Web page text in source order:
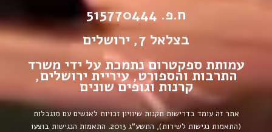
ח.פ. 515770444
בצלאל 7, ירושלים
עמותת ספקטרום נתמכת על ידי משרד
התרבות והספורט, עיריית ירושלים,
קרנות וגופים שונים
אתר זה עומד בדרישות תקנות שיוויון זכויות לאנשים עם מוגבלות
(התאמות נגישות לשירות), התשע”ג 2013.
התאמות הנגישות בוצעו